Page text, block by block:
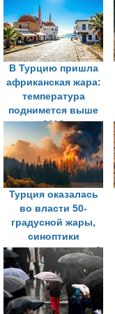
В Турцию пришла
африканская жара:
температура
поднимется выше
30°C
Турция оказалась
во власти 50-
градусной жары,
синоптики
предупреждают об
аномальной погоде